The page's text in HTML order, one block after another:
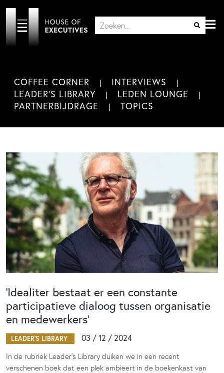
COFFEE CORNER
INTERVIEWS
LEADER'S LIBRARY
LEDEN LOUNGE
PARTNERBIJDRAGE
TOPICS
‘Idealiter bestaat er een constante
participatieve dialoog tussen organisatie
en medewerkers’
LEADER'S LIBRARY 03 / 12 / 2024
In de rubriek Leader’s Library duiken we in een recent
verschenen boek dat een plek ambieert in de boekenkast van